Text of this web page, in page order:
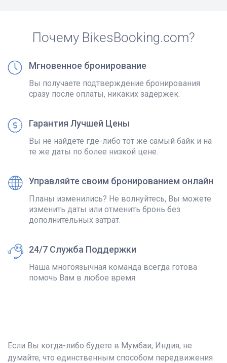
Почему BikesBooking.com?
Мгновенное бронирование
Вы получаете подтверждение бронирования
сразу после оплаты, никаких задержек.
Гарантия Лучшей Цены
Вы не найдете где-либо тот же самый байк и на
те же даты по более низкой цене.
Управляйте своим бронированием онлайн
Планы изменились? Не волнуйтесь, Вы можете
изменить даты или отменить бронь без
дополнительных затрат.
24/7 Служба Поддержки
Наша многоязычная команда всегда готова
помочь Вам в любое время.
Если Вы когда-либо будете в Мумбаи, Индия, не
думайте, что единственным способом передвижения